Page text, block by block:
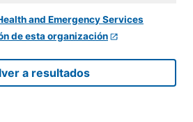
de esta organización
a resultados